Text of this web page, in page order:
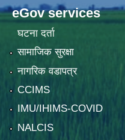
eGov services
घटना दर्ता
सामाजिक सुरक्षा
नागरिक वडापत्र
CCIMS
IMU/IHIMS-COVID
NALCIS